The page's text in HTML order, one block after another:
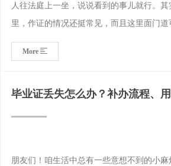
人往法庭上一坐，说说看到的事儿就行。
里，作证的情况还挺常见，而且这里面门道
More
毕业证丢失怎么办？补办流程、用
朋友们！咱生活中总有一些意想不到的小